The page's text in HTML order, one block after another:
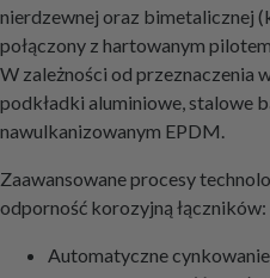
nierdzewnej oraz bimetalicznej
połączony z hartowanym
W zależności od przeznaczenia
podkładki aluminiowe, stalowe
nawulkanizowanym EPDM.
Zaawansowane procesy
odporność korozyjną łączników:
Automatyczne